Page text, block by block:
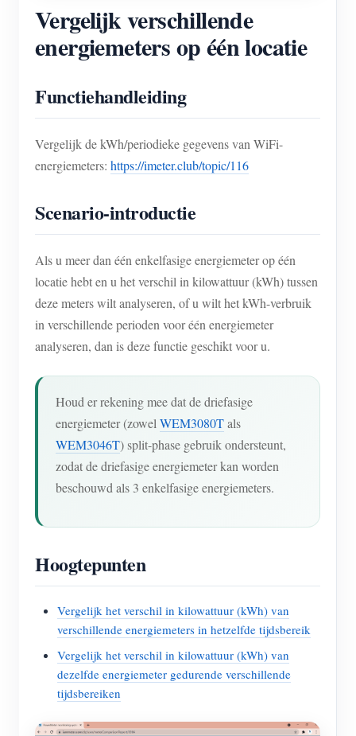
Vergelijk verschillende
energiemeters op één locatie
Functiehandleiding
Vergelijk de kWh/periodieke gegevens van WiFi-
energiemeters: https://imeter.club/topic/116
Scenario-introductie
Als u meer dan één enkelfasige energiemeter op één
locatie hebt en u het verschil in kilowattuur (kWh) tussen
deze meters wilt analyseren, of u wilt het kWh-verbruik
in verschillende perioden voor één energiemeter
analyseren, dan is deze functie geschikt voor u.
Houd er rekening mee dat de driefasige
energiemeter (zowel WEM3080Tals
WEM3046T) split-phase gebruik ondersteunt,
zodat de driefasige energiemeter kan worden
beschouwd als 3 enkelfasige energiemeters.
Hoogtepunten
Vergelijk het verschil in kilowattuur (kWh) van
verschillende energiemeters in hetzelfde tijdsbereik
Vergelijk het verschil in kilowattuur (kWh) van
dezelfde energiemeter gedurende verschillende
tijdsbereiken